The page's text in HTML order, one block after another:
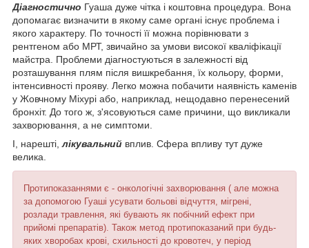
Діагностично Гуаша дуже чітка і коштовна процедура. Вона
допомагає визначити в якому саме органі існує проблема і
якого характеру. По точності її можна порівнювати з
рентгеном або МРТ, звичайно за умови високої кваліфікації
майстра. Проблеми діагностуються в залежності від
розташування плям після вишкребання, їх кольору, форми,
інтенсивності прояву. Легко можна побачити наявність каменів
у Жовчному Міхурі або, наприклад, нещодавно перенесений
бронхіт. До того ж, з'ясовуються саме причини, що викликали
захворювання, а не симптоми.
І, нарешті,лікувальний вплив. Сфера впливу тут дуже
велика.
Протипоказаннями є - онкологічні захворювання ( але можна
за допомогою Гуаші усувати больові відчуття, мігрені,
розлади травлення, які бувають як побічний ефект при
прийомі препаратів). Також метод протипоказаний при будь-
яких хворобах крові, схильності до кровотеч, у період